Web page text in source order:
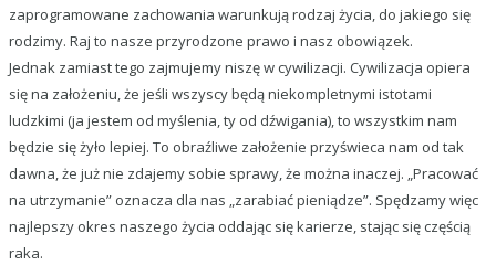
zaprogramowane zachowania warunkują rodzaj życia, do jakiego się
rodzimy. Raj to nasze przyrodzone prawo i nasz obowiązek.
Jednak zamiast tego zajmujemy niszę w cywilizacji. Cywilizacja opiera
się na założeniu, że jeśli wszyscy będą niekompletnymi istotami
ludzkimi (ja jestem od myślenia, ty od dźwigania), to wszystkim nam
będzie się żyło lepiej. To obraźliwe założenie przyświeca nam od tak
dawna, że już nie zdajemy sobie sprawy, że można inaczej. „Pracować
na utrzymanie” oznacza dla nas „zarabiać pieniądze”. Spędzamy więc
najlepszy okres naszego życia oddając się karierze, stając się częścią
raka.